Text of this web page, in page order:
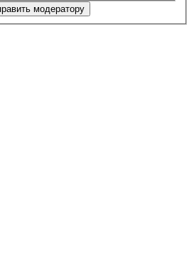
модератору